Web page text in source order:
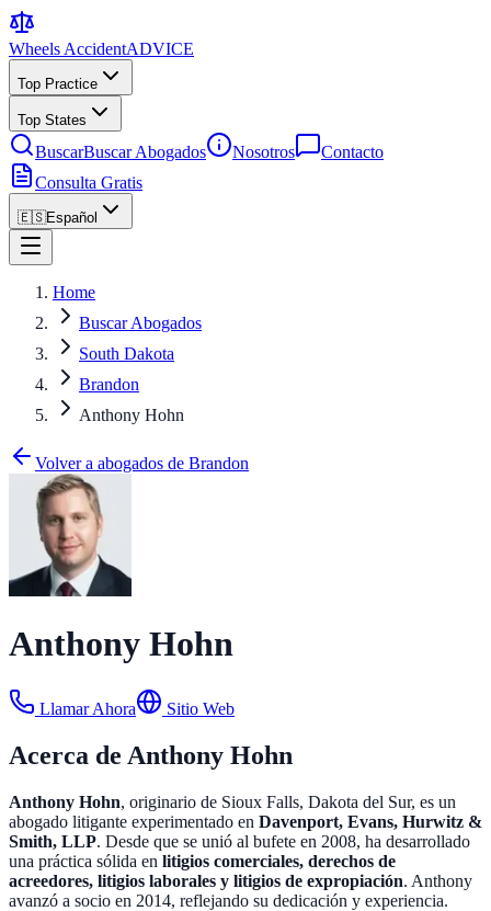
Wheels AccidentADVICE
Top Practice
Top States
BuscarBuscar Abogados Nosotros
Contacto
Consulta Gratis
🇪🇸Español
Home
Buscar Abogados
South Dakota
Brandon
Anthony Hohn
Volver a abogados de Brandon
Anthony Hohn
Llamar Ahora Sitio Web
Acerca de Anthony Hohn
Anthony Hohn, originario de Sioux Falls, Dakota del Sur, es un
abogado litigante experimentado en Davenport, Evans, Hurwitz &
Smith, LLP. Desde que se unió al bufete en 2008, ha desarrollado
una práctica sólida en litigios comerciales, derechos de
acreedores, litigios laborales y litigios de expropiación. Anthony
avanzó a socio en 2014, reflejando su dedicación y experiencia.